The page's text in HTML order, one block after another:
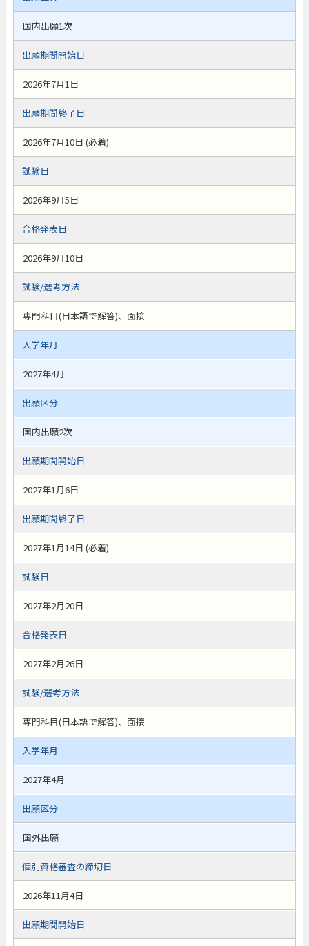
国内出願1次
出願期間開始日
2026年7月1日
出願期間終了日
2026年7月10日 (必着)
試験日
2026年9月5日
合格発表日
2026年9月10日
試験/選考方法
専門科目(日本語で解答)、面接
入学年月
2027年4月
出願区分
国内出願2次
出願期間開始日
2027年1月6日
出願期間終了日
2027年1月14日 (必着)
試験日
2027年2月20日
合格発表日
2027年2月26日
試験/選考方法
専門科目(日本語で解答)、面接
入学年月
2027年4月
出願区分
国外出願
個別資格審査の締切日
2026年11月4日
出願期間開始日